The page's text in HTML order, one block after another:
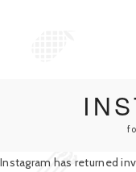
Instagram has returned